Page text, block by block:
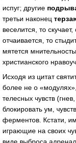
испуг; другие
третьи наконец
веселится, то
отчаивается, то
мятется
христианского
Исходя из цитат
более не о
телесных чувств
блокировать ум,
ферментов. Кстати,
играющие на своих